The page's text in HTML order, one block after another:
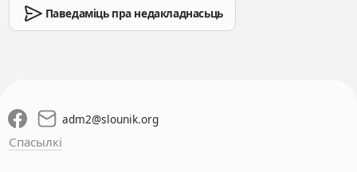
Паведаміць пра недакладнасьць
adm2@slounik.org
Спасылкі